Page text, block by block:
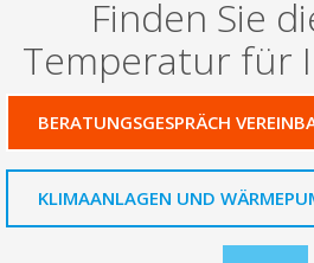
Finden Sie
Temperatur für
BERATUNGSGESPRÄCH
KLIMAANLAGEN UND